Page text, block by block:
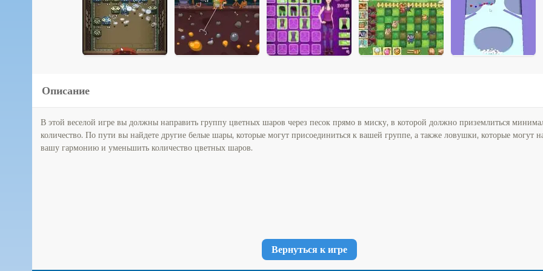
Описание
В этой веселой игре вы должны направить группу цветных шаров через песок прямо в миску, в которой должно приземлиться
количество. По пути вы найдете другие белые шары, которые могут присоединиться к вашей группе, а также ловушки, которые могут
вашу гармонию и уменьшить количество цветных шаров.
Вернуться к игре